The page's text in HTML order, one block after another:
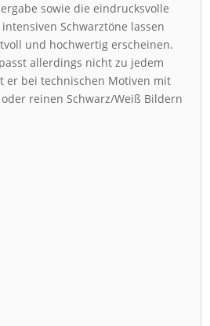
sowie die eindrucksvolle
Schwarztöne lassen
und hochwertig erscheinen.
allerdings nicht zu jedem
er bei technischen Motiven mit
reinen Schwarz/Weiß Bildern